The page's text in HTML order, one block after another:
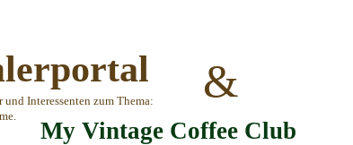
Interessenten zum Thema:
&
My Vintage Coffee Club